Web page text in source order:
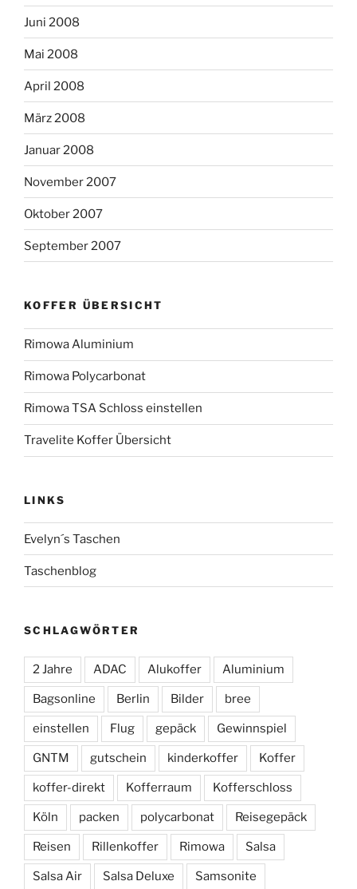
Juni 2008
Mai 2008
April 2008
März 2008
Januar 2008
November 2007
Oktober 2007
September 2007
KOFFER ÜBERSICHT
Rimowa Aluminium
Rimowa Polycarbonat
Rimowa TSA Schloss einstellen
Travelite Koffer Übersicht
LINKS
Evelyn´s Taschen
Taschenblog
SCHLAGWÖRTER
2 Jahre ADAC Alukoffer Aluminium
Bagsonline Berlin Bilder bree
einstellen Flug gepäck Gewinnspiel
GNTM gutschein kinderkoffer Koffer
koffer-direkt Kofferraum Kofferschloss
Köln packen polycarbonat Reisegepäck
Reisen Rillenkoffer Rimowa Salsa
Salsa Air Salsa Deluxe Samsonite